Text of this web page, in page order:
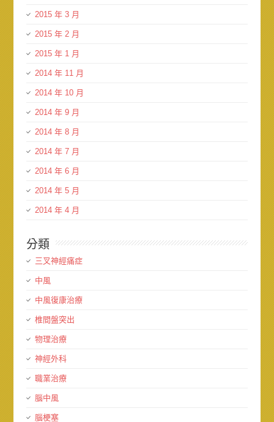
2015 年 3 月
2015 年 2 月
2015 年 1 月
2014 年 11 月
2014 年 10 月
2014 年 9 月
2014 年 8 月
2014 年 7 月
2014 年 6 月
2014 年 5 月
2014 年 4 月
分類
三叉神經痛症
中風
中風復康治療
椎間盤突出
物理治療
神經外科
職業治療
腦中風
腦梗塞